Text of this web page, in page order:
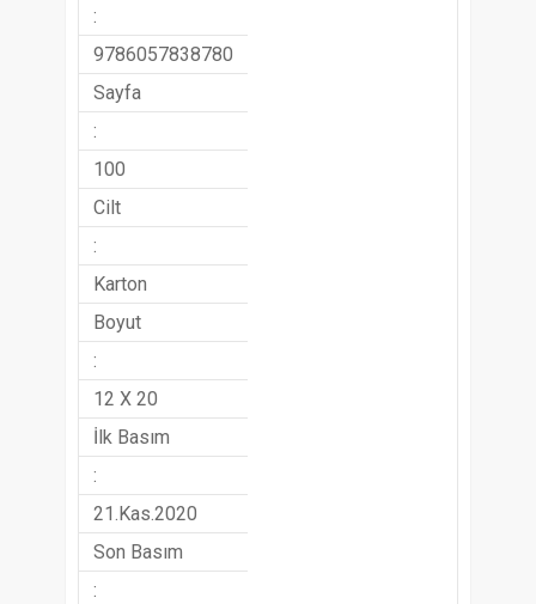
:
9786057838780
Sayfa
:
100
Cilt
:
Karton
Boyut
:
12 X 20
İlk Basım
:
21.Kas.2020
Son Basım
: